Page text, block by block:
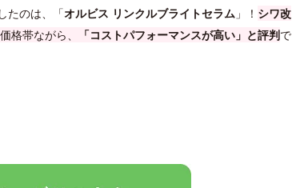
たのは、「オルビス リンクルブライトセラム 」！ シワ改
格帯ながら、 「コストパフォーマンスが高い」と評判で